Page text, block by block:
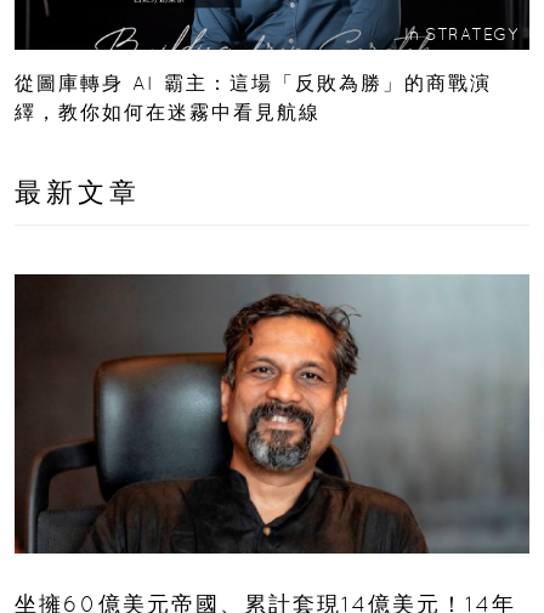
In STRATEGY
從圖庫轉身 AI 霸主：這場「反敗為勝」的商戰演
繹，教你如何在迷霧中看見航線
最新文章
坐擁60億美元帝國、累計套現14億美元！14年